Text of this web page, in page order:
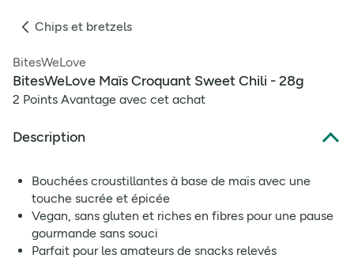
Chips et bretzels
BitesWeLove
BitesWeLove Maïs Croquant Sweet Chili - 28g
2 Points Avantage avec cet achat
Description
Bouchées croustillantes à base de maïs avec une
touche sucrée et épicée
Vegan, sans gluten et riches en fibres pour une pause
gourmande sans souci
Parfait pour les amateurs de snacks relevés